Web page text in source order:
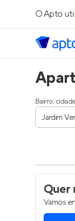
O Apto
Bairro,
Quer
Vamos